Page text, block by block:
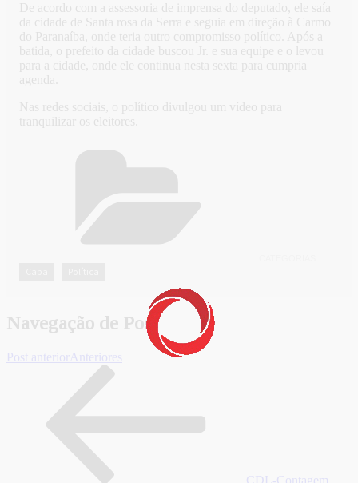
De acordo com a assessoria de imprensa do deputado, ele saía
da cidade de Santa rosa da Serra e seguia em direção à Carmo
do Paranaíba, onde teria outro compromisso político. Após a
batida, o prefeito da cidade buscou Jr. e sua equipe e o levou
para a cidade, onde ele continua nesta sexta para cumpria
agenda.
Nas redes sociais, o político divulgou um vídeo para
tranquilizar os eleitores.
Navegação de Post
Post anterior Anteriores